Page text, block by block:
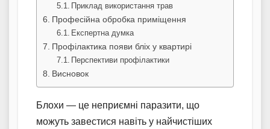
Приклад використання трав
Професійна обробка приміщення
Експертна думка
Профілактика появи бліх у квартирі
Перспективи профілактики
Висновок
Блохи — це неприємні паразити, що
можуть завестися навіть у найчистіших